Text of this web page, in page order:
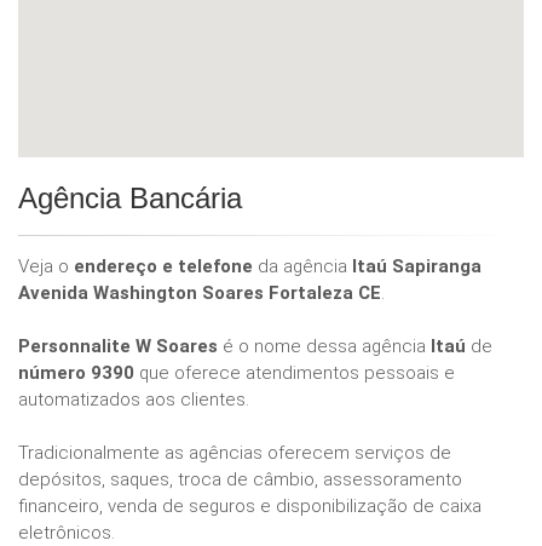
Agência Bancária
Veja o endereço e telefone da agência Itaú Sapiranga
Avenida Washington Soares Fortaleza CE.
Personnalite W Soares é o nome dessa agência Itaú de
número 9390 que oferece atendimentos pessoais e
automatizados aos clientes.
Tradicionalmente as agências oferecem serviços de
depósitos, saques, troca de câmbio, assessoramento
financeiro, venda de seguros e disponibilização de caixa
eletrônicos.